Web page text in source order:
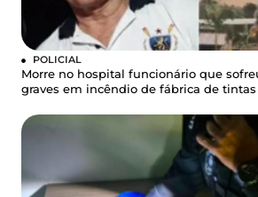
POLICIAL
Morre no hospital funcionário que
graves em incêndio de fábrica de tintas